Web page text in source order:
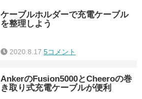
ケーブルホルダーで充電ケーブル
を整理しよう
2020.8.17 5コメント
AnkerのFusion5000とCheeroの巻
き取り式充電ケーブルが便利